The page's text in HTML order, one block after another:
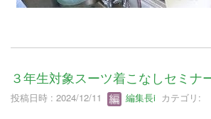
３年生対象スーツ着こなしセミナ
投稿日時 : 2024/12/11 編集長i カテゴリ: